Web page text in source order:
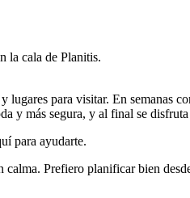
la cala de Planitis.
para visitar. En semanas
y más segura, y al final se disfruta
para ayudarte.
Prefiero planificar bien